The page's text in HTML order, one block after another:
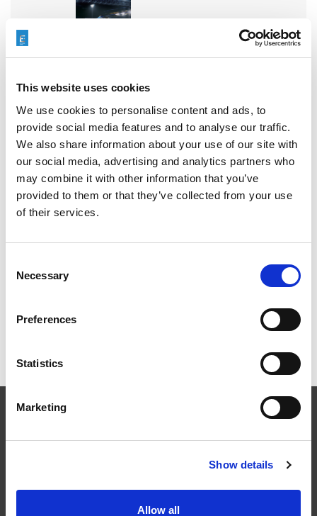
This website uses cookies
We use cookies to personalise content and ads, to
provide social media features and to analyse our traffic.
We also share information about your use of our site with
our social media, advertising and analytics partners who
may combine it with other information that you’ve
provided to them or that they’ve collected from your use
of their services.
Selection
Necessary
Preferences
Statistics
Marketing
Show details
Allow all
EXTRUDE HONE 如何重新定义一级方程式赛车的性能极
EXTRUSAX 如何利用磨粒流加工 (AFM) 技术提升铝型材
挤压性能
在航空航天、汽车、能源和医疗等领域，部件的高精度加工对最终
（加工时间仅占其他方法所需时间的一小部分）来提高成品轮廓的
精度。事实上，我们的 易趋宏公司（EXTRUDE HONE®） 机械加